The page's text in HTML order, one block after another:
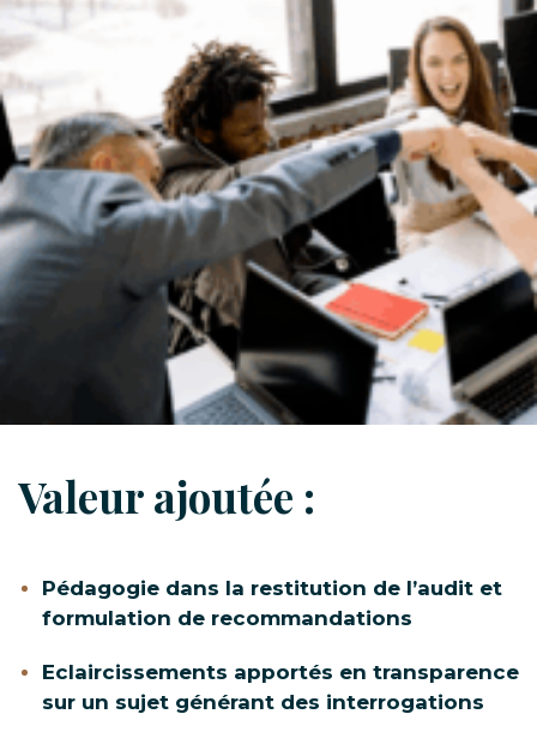
Valeur ajoutée :
Pédagogie dans la restitution de l’audit et
formulation de recommandations
Eclaircissements apportés en transparence
sur un sujet générant des interrogations